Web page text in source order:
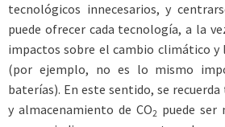
tecnológicos innecesarios, y
puede ofrecer cada tecnología, a la
impactos sobre el cambio climático y
(por ejemplo, no es lo mismo
baterías). En este sentido, se
y almacenamiento de CO2 puede ser